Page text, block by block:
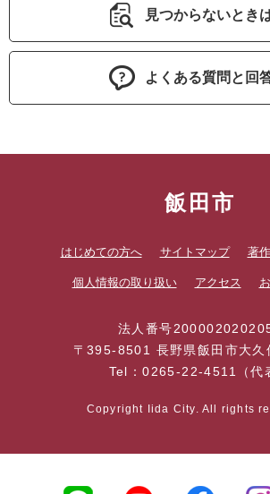
見つからないとき
よくある質問と回
飯田市
はじめての方へ サイトマップ 著
個人情報の取り扱い アクセス
法人番号
〒395-8501 長野県飯田市大久
Tel：0265-22-4511（代
Copyright Iida City. All rights